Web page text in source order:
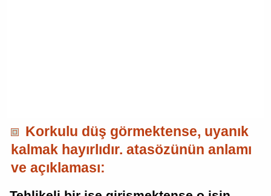
Korkulu düş görmektense, uyanık
kalmak hayırlıdır. atasözünün anlamı
ve açıklaması: